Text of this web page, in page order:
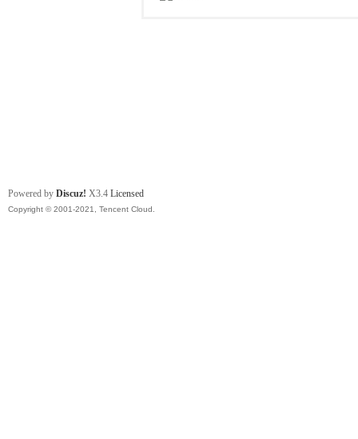
Powered by Discuz! X3.4 Licensed
Copyright © 2001-2021, Tencent Cloud.